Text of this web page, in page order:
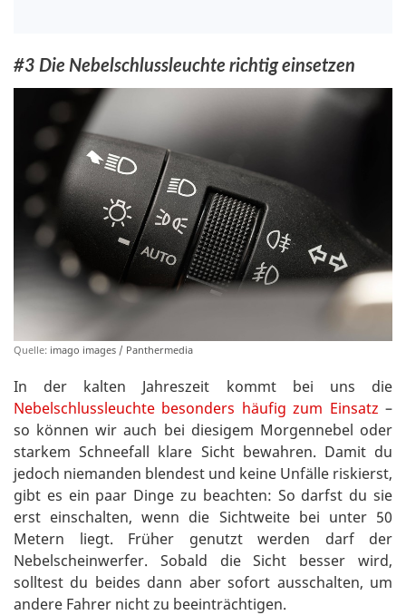
#3 Die Nebelschlussleuchte richtig einsetzen
Quelle: imago images / Panthermedia
In der kalten Jahreszeit kommt bei uns die
Nebelschlussleuchte besonders häufig zum Einsatz –
so können wir auch bei diesigem Morgennebel oder
starkem Schneefall klare Sicht bewahren. Damit du
jedoch niemanden blendest und keine Unfälle riskierst,
gibt es ein paar Dinge zu beachten: So darfst du sie
erst einschalten, wenn die Sichtweite bei unter 50
Metern liegt. Früher genutzt werden darf der
Nebelscheinwerfer. Sobald die Sicht besser wird,
solltest du beides dann aber sofort ausschalten, um
andere Fahrer nicht zu beeinträchtigen.